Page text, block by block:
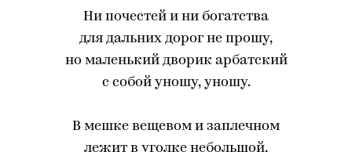
Ни почестей и ни богатства
для дальних дорог не прошу,
но маленький дворик арбатский
с собой уношу, уношу.
В мешке вещевом и заплечном
лежит в уголке небольшой,